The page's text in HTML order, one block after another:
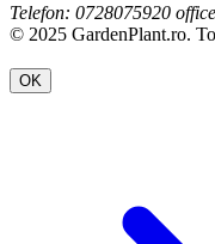
Telefon: 0728075920
© 2025 GardenPlant.ro.
OK